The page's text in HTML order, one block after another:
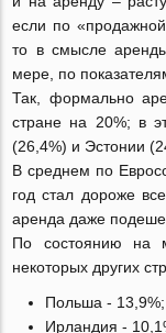
если по
то в смысле
мере, по
Так, формально
стране на 20%; в
(26,4%) и Эстонии
В среднем по
год стал дороже
аренда даже
По состоянию на
некоторых других
Польша - 13,9%;
Ирландия -